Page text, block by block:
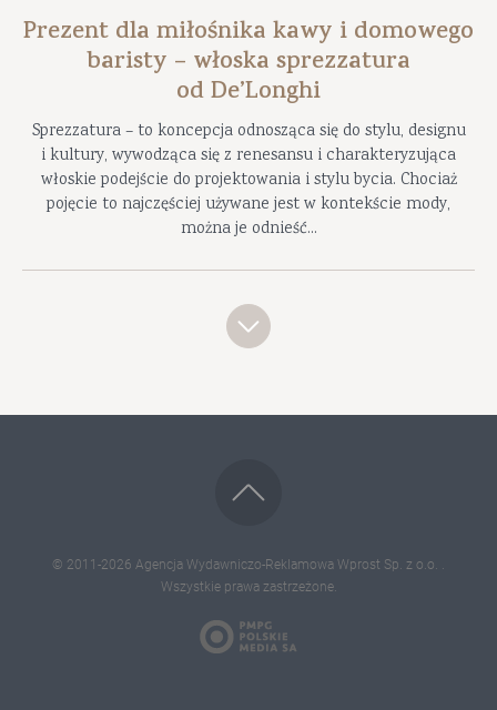
Prezent dla miłośnika kawy i domowego
baristy – włoska sprezzatura
od De’Longhi
Sprezzatura – to koncepcja odnosząca się do stylu, designu
i kultury, wywodząca się z renesansu i charakteryzująca
włoskie podejście do projektowania i stylu bycia. Chociaż
pojęcie to najczęściej używane jest w kontekście mody,
można je odnieść...
© 2011-2026 Agencja Wydawniczo-Reklamowa Wprost Sp. z o.o. .
Wszystkie prawa zastrzeżone.